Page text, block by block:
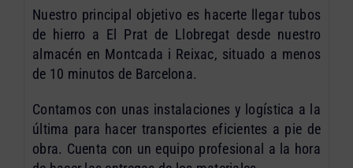
Nuestro principal objetivo es hacerte llegar tubos
de hierro a El Prat de Llobregat desde nuestro
almacén en Montcada i Reixac, situado a menos
de 10 minutos de Barcelona.
Contamos con unas instalaciones y logística a la
última para hacer transportes eficientes a pie de
obra. Cuenta con un equipo profesional a la hora